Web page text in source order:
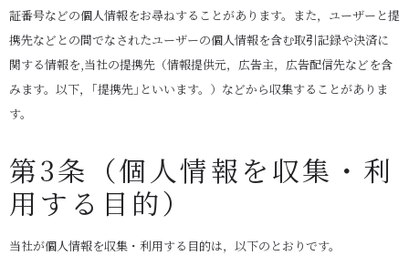
証番号などの個人情報をお尋ねすることがあります。また，ユーザーと提
携先などとの間でなされたユーザーの個人情報を含む取引記録や決済に
関する情報を,当社の提携先（情報提供元，広告主，広告配信先などを含
みます。以下，｢提携先｣といいます。）などから収集することがありま
す。
第3条（個人情報を収集・利
用する目的）
当社が個人情報を収集・利用する目的は，以下のとおりです。